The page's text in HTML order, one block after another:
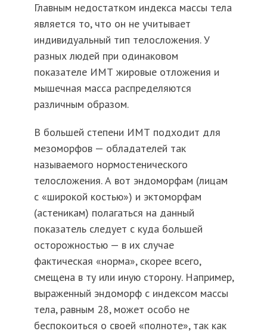
Главным недостатком индекса массы тела
является то, что он не учитывает
индивидуальный тип телосложения. У
разных людей при одинаковом
показателе ИМТ жировые отложения и
мышечная масса распределяются
различным образом.
В большей степени ИМТ подходит для
мезоморфов — обладателей так
называемого нормостенического
телосложения. А вот эндоморфам (лицам
с «широкой костью») и эктоморфам
(астеникам) полагаться на данный
показатель следует с куда большей
осторожностью — в их случае
фактическая «норма», скорее всего,
смещена в ту или иную сторону. Например,
выраженный эндоморф с индексом массы
тела, равным 28, может особо не
беспокоиться о своей «полноте», так как